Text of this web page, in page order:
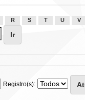
R S T U V
Registro(s):